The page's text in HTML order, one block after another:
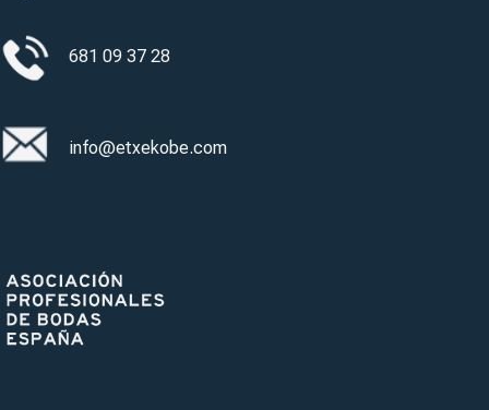
681 09 37 28
info@etxekobe.com